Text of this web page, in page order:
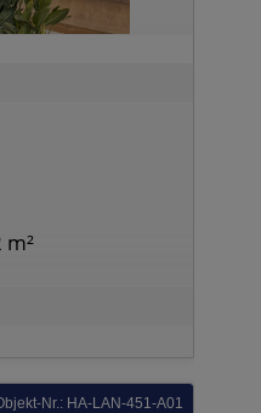
m²
Nr.: HA-LAN-451-A01